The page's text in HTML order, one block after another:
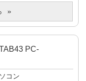
PC-
コン